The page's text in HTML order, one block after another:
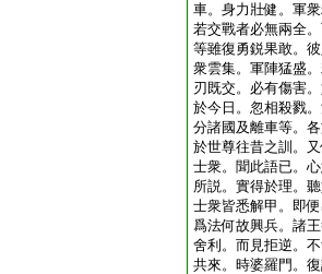
車。身力壯健。軍
若交戰者必無兩全
等雖復勇鋭果敢。
衆雲集。軍陣猛盛
刃既交。必有傷害
於今日。忽相殺戮
分諸國及離車等。
於世尊往昔之訓。
士衆。聞此語已。
所説。實得於理。
士衆皆悉解甲。即
爲法何故興兵。諸
舍利。而見拒逆。
共來。時婆羅門。